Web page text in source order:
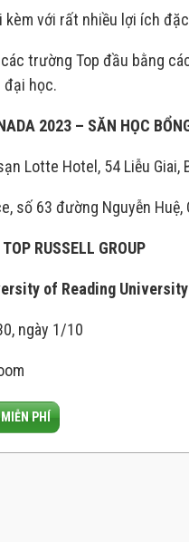
với rất nhiều lợi ích
trường Top đầu bằng
học.
2023 – SĂN HỌC
Lotte Hotel, 54 Liễu Giai,
số 63 đường Nguyễn
RUSSELL GROUP
of Reading
ngày 1/10
PHÍ